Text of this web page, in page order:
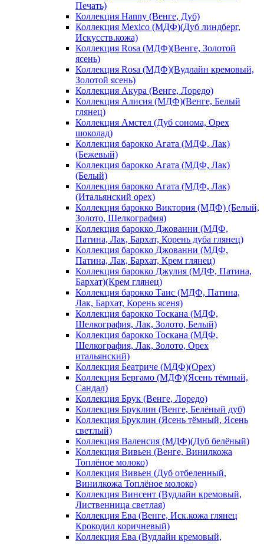
Печать)
Коллекция Hanny (Венге, Дуб)
Коллекция Mexico (МДФ)(Дуб линдберг,
Искусств.кожа)
Коллекция Rosa (МДФ)(Венге, Золотой
ясень)
Коллекция Rosa (МДФ)(Вудлайн кремовый,
Золотой ясень)
Коллекция Акура (Венге, Лоредо)
Коллекция Алисия (МДФ)(Венге, Белый
глянец)
Коллекция Амстел (Дуб сонома, Орех
шоколад)
Коллекция барокко Агата (МДФ, Лак)
(Бежевый)
Коллекция барокко Агата (МДФ, Лак)
(Белый)
Коллекция барокко Агата (МДФ, Лак)
(Итальянский орех)
Коллекция барокко Виктория (МДФ) (Белый,
Золото, Шелкография)
Коллекция барокко Джованни (МДФ,
Патина, Лак, Бархат, Корень дуба глянец)
Коллекция барокко Джованни (МДФ,
Патина, Лак, Бархат, Крем глянец)
Коллекция барокко Джулия (МДФ, Патина,
Бархат)(Крем глянец)
Коллекция барокко Таис (МДФ, Патина,
Лак, Бархат, Корень ясеня)
Коллекция барокко Тоскана (МДФ,
Шелкография, Лак, Золото, Белый)
Коллекция барокко Тоскана (МДФ,
Шелкография, Лак, Золото, Орех
итальянский)
Коллекция Беатриче (МДФ)(Орех)
Коллекция Бергамо (МДФ)(Ясень тёмный,
Сандал)
Коллекция Брук (Венге, Лоредо)
Коллекция Бруклин (Венге, Белёный дуб)
Коллекция Бруклин (Ясень тёмный, Ясень
светлый)
Коллекция Валенсия (МДФ)(Дуб белёный)
Коллекция Вивьен (Венге, Винилкожа
Топлёное молоко)
Коллекция Вивьен (Дуб отбеленный,
Винилкожа Топлёное молоко)
Коллекция Винсент (Вудлайн кремовый,
Лиственница светлая)
Коллекция Ева (Венге, Иск.кожа глянец
Крокодил коричневый)
Коллекция Ева (Вудлайн кремовый,